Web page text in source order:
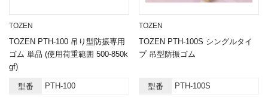
TOZEN
TOZEN PTH-100 吊り型防振専用
ゴム 単品 (使用荷重範囲 500-850k
gf)
型番 PTH-100
TOZEN
TOZEN PTH-100S シングルタイ
プ 吊型防振ゴム
型番 PTH-100S